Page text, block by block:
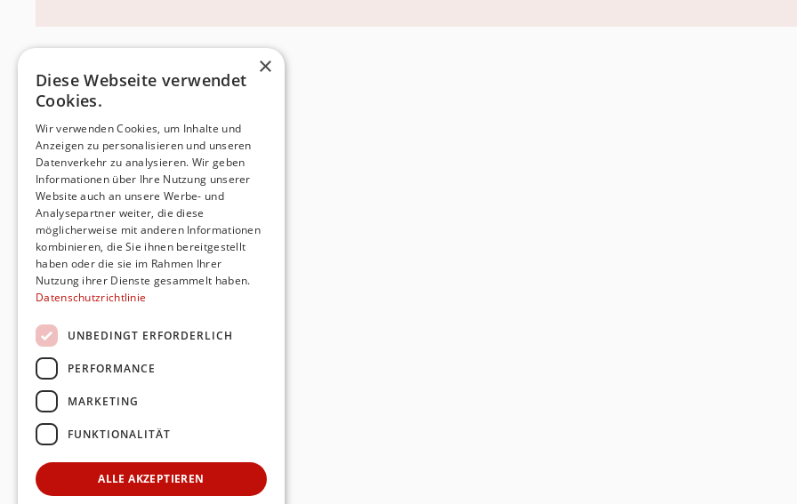
×
Diese Webseite verwendet
Cookies.
Wir verwenden Cookies, um Inhalte und
Anzeigen zu personalisieren und unseren
Datenverkehr zu analysieren. Wir geben
Informationen über Ihre Nutzung unserer
Website auch an unsere Werbe- und
Analysepartner weiter, die diese
möglicherweise mit anderen Informationen
kombinieren, die Sie ihnen bereitgestellt
haben oder die sie im Rahmen Ihrer
Nutzung ihrer Dienste gesammelt haben.
Datenschutzrichtlinie
UNBEDINGT ERFORDERLICH
PERFORMANCE
MARKETING
FUNKTIONALITÄT
ALLE AKZEPTIEREN